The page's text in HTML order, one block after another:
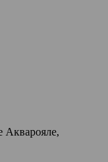
Акварояле,